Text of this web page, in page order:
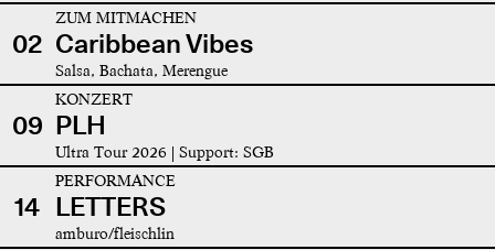
02
ZUM MITMACHEN
Caribbean Vibes
Salsa, Bachata, Merengue
09
KONZERT
PLH
Ultra Tour 2026 | Support: SGB
14
PERFORMANCE
LETTERS
amburo/fleischlin